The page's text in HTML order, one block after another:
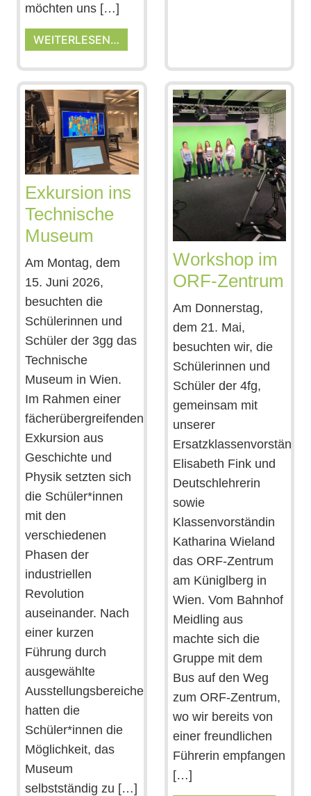
möchten uns […]
WEITERLESEN…
Exkursion ins
Technische
Museum
Am Montag, dem
15. Juni 2026,
besuchten die
Schülerinnen und
Schüler der 3gg das
Technische
Museum in Wien.
Im Rahmen einer
fächerübergreifenden
Exkursion aus
Geschichte und
Physik setzten sich
die Schüler*innen
mit den
verschiedenen
Phasen der
industriellen
Revolution
auseinander. Nach
einer kurzen
Führung durch
ausgewählte
Ausstellungsbereiche
hatten die
Schüler*innen die
Möglichkeit, das
Museum
selbstständig zu […]
Workshop im
ORF-Zentrum
Am Donnerstag,
dem 21. Mai,
besuchten wir, die
Schülerinnen und
Schüler der 4fg,
gemeinsam mit
unserer
Ersatzklassenvorständin
Elisabeth Fink und
Deutschlehrerin
sowie
Klassenvorständin
Katharina Wieland
das ORF-Zentrum
am Küniglberg in
Wien. Vom Bahnhof
Meidling aus
machte sich die
Gruppe mit dem
Bus auf den Weg
zum ORF-Zentrum,
wo wir bereits von
einer freundlichen
Führerin empfangen
[…]